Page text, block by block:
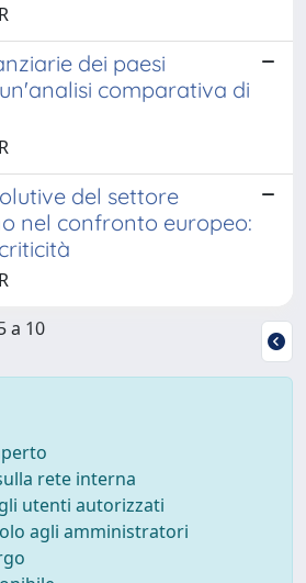
dei paesi
comparativa di
del settore
nel confronto europeo:
a 10
rete interna
utenti autorizzati
agli amministratori